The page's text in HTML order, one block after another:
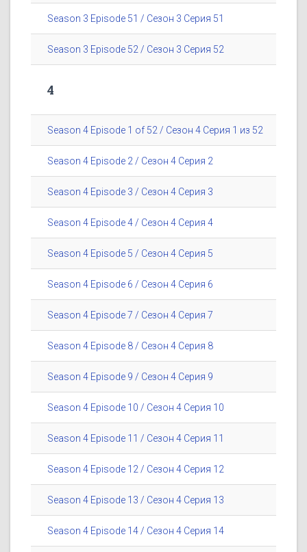
Season 3 Episode 51 / Сезон 3 Серия 51
Season 3 Episode 52 / Сезон 3 Серия 52
4
Season 4 Episode 1 of 52 / Сезон 4 Серия 1 из 52
Season 4 Episode 2 / Сезон 4 Серия 2
Season 4 Episode 3 / Сезон 4 Серия 3
Season 4 Episode 4 / Сезон 4 Серия 4
Season 4 Episode 5 / Сезон 4 Серия 5
Season 4 Episode 6 / Сезон 4 Серия 6
Season 4 Episode 7 / Сезон 4 Серия 7
Season 4 Episode 8 / Сезон 4 Серия 8
Season 4 Episode 9 / Сезон 4 Серия 9
Season 4 Episode 10 / Сезон 4 Серия 10
Season 4 Episode 11 / Сезон 4 Серия 11
Season 4 Episode 12 / Сезон 4 Серия 12
Season 4 Episode 13 / Сезон 4 Серия 13
Season 4 Episode 14 / Сезон 4 Серия 14